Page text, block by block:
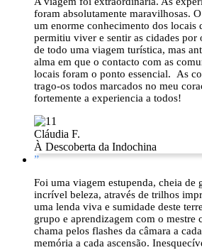
foram absolutamente maravilhosas.
um enorme conhecimento dos locais
permitiu viver e sentir as cidades por
de todo uma viagem turística, mas
alma em que o contacto com as
locais foram o ponto essencial. As
trago-os todos marcados no meu
fortemente a experiencia a todos!
Cláudia F.
À Descoberta da Indochina
”
Foi uma viagem estupenda, cheia de
incrível beleza, através de trilhos
uma lenda viva e sumidade deste
grupo e aprendizagem com o mestre
chama pelos flashes da câmara a
memória a cada ascensão.